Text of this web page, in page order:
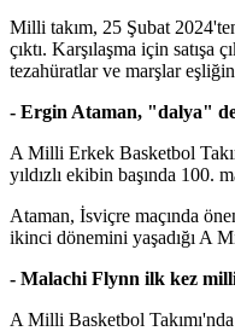
Milli takım, 25 Şubat
çıktı. Karşılaşma için satışa
tezahüratlar ve marşlar
- Ergin Ataman, "dalya"
A Milli Erkek Basketbol
yıldızlı ekibin başında 100.
Ataman, İsviçre maçında
ikinci dönemini yaşadığı A
- Malachi Flynn ilk kez
A Milli Basketbol